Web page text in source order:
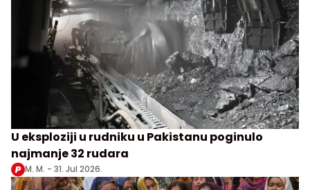
U eksploziji u rudniku u Pakistanu poginulo
najmanje 32 rudara
M. M. - 31. Jul 2026.